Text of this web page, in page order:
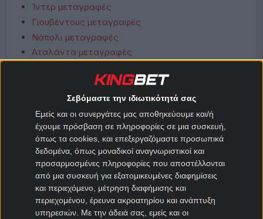
Σεβόμαστε την ιδιωτικότητά σας
Εμείς και οι συνεργάτες μας αποθηκεύουμε και/ή
έχουμε πρόσβαση σε πληροφορίες σε μια συσκευή,
όπως τα cookies, και επεξεργαζόμαστε προσωπικά
δεδομένα, όπως μοναδικοί αναγνωριστικοί και
προσαρμοσμένες πληροφορίες που αποστέλλονται
από μια συσκευή για εξατομικευμένες διαφημίσεις
και περιεχόμενο, μέτρηση διαφήμισης και
περιεχομένου, έρευνα ακροατηρίου και ανάπτυξη
υπηρεσιών. Με την άδειά σας, εμείς και οι
Ίντερ μεταγραφές
Γιουβέντους μεταγραφές
Νάπολι μεταγραφές
Αταλάντα μεταγραφές
Ρόμα μεταγραφές
Φιορεντίνα μεταγραφές
Κόμο μεταγραφές
Μπολόνια μεταγραφές
Μεταγραφές Bundesliga
Μπάγερν μεταγραφές
Ντόρτμουντ μεταγραφές
Αμβούργο μεταγραφές